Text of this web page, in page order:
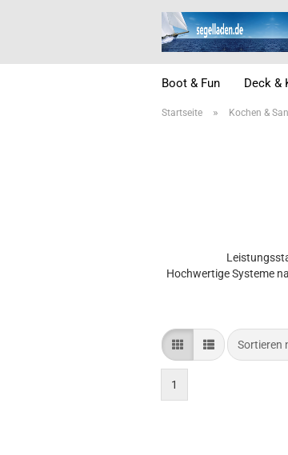
Boot & Fun Deck &
Startseite » Kochen &
Hochwertige Systeme
Sortieren
Sortieren
1